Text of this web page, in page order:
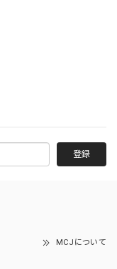
登録
MCJについて